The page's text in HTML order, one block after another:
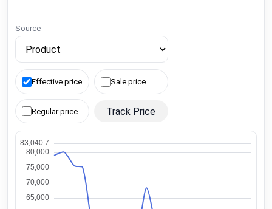
Source
Effective price Sale price
Regular price Track Price